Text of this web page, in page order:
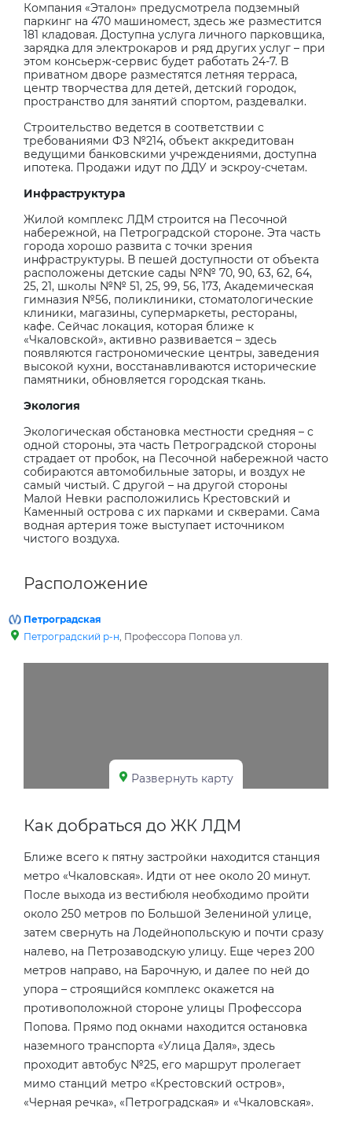
Компания «Эталон» предусмотрела подземный
паркинг на 470 машиномест, здесь же разместится
181 кладовая. Доступна услуга личного парковщика,
зарядка для электрокаров и ряд других услуг – при
этом консьерж-сервис будет работать 24-7. В
приватном дворе разместятся летняя терраса,
центр творчества для детей, детский городок,
пространство для занятий спортом, раздевалки.
Строительство ведется в соответствии с
требованиями ФЗ №214, объект аккредитован
ведущими банковскими учреждениями, доступна
ипотека. Продажи идут по ДДУ и эскроу-счетам.
Инфраструктура
Жилой комплекс ЛДМ строится на Песочной
набережной, на Петроградской стороне. Эта часть
города хорошо развита с точки зрения
инфраструктуры. В пешей доступности от объекта
расположены детские сады №№ 70, 90, 63, 62, 64,
25, 21, школы №№ 51, 25, 99, 56, 173, Академическая
гимназия №56, поликлиники, стоматологические
клиники, магазины, супермаркеты, рестораны,
кафе. Сейчас локация, которая ближе к
«Чкаловской», активно развивается – здесь
появляются гастрономические центры, заведения
высокой кухни, восстанавливаются исторические
памятники, обновляется городская ткань.
Экология
Экологическая обстановка местности средняя – с
одной стороны, эта часть Петроградской стороны
страдает от пробок, на Песочной набережной часто
собираются автомобильные заторы, и воздух не
самый чистый. С другой – на другой стороны
Малой Невки расположились Крестовский и
Каменный острова с их парками и скверами. Сама
водная артерия тоже выступает источником
чистого воздуха.
Расположение
Петроградская
Петроградский р-н, Профессора Попова ул.
Развернуть карту
Как добраться до ЖК ЛДМ
Ближе всего к пятну застройки находится станция
метро «Чкаловская». Идти от нее около 20 минут.
После выхода из вестибюля необходимо пройти
около 250 метров по Большой Зелениной улице,
затем свернуть на Лодейнопольскую и почти сразу
налево, на Петрозаводскую улицу. Еще через 200
метров направо, на Барочную, и далее по ней до
упора – строящийся комплекс окажется на
противоположной стороне улицы Профессора
Попова. Прямо под окнами находится остановка
наземного транспорта «Улица Даля», здесь
проходит автобус №25, его маршрут пролегает
мимо станций метро «Крестовский остров»,
«Черная речка», «Петроградская» и «Чкаловская».